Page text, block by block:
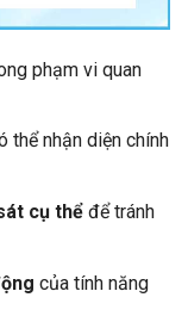
phạm vi quan
thể nhận diện chính
cụ thểđể tránh
của tính năng